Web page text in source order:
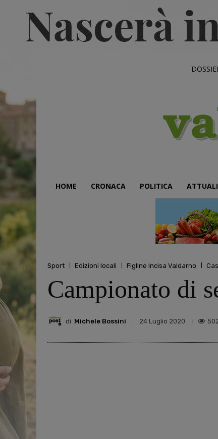
HOME CRONACA POLITICA
Sport Edizioni locali Figline Incisa Valdarno
Campionato di
di Michele Bossini 24 Luglio 2020